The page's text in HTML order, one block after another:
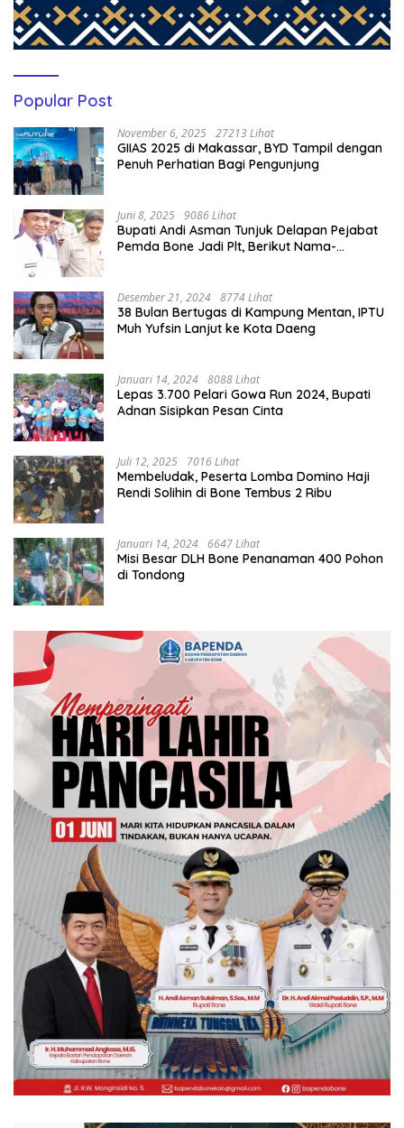
Popular Post
November 6, 2025 27213 Lihat
GIIAS 2025 di Makassar, BYD Tampil dengan
Penuh Perhatian Bagi Pengunjung
Juni 8, 2025 9086 Lihat
Bupati Andi Asman Tunjuk Delapan Pejabat
Pemda Bone Jadi Plt, Berikut Nama-
Desember 21, 2024 8774 Lihat
38 Bulan Bertugas di Kampung Mentan, IPTU
Muh Yufsin Lanjut ke Kota Daeng
Januari 14, 2024 8088 Lihat
Lepas 3.700 Pelari Gowa Run 2024, Bupati
Adnan Sisipkan Pesan Cinta
Juli 12, 2025 7016 Lihat
Membeludak, Peserta Lomba Domino Haji
Rendi Solihin di Bone Tembus 2 Ribu
Januari 14, 2024 6647 Lihat
Misi Besar DLH Bone Penanaman 400 Pohon
di Tondong